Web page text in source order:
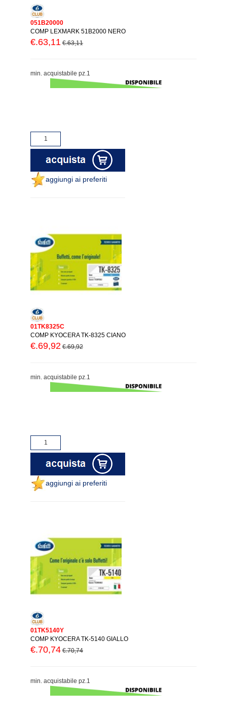
051B20000
COMP LEXMARK 51B2000 NERO
€.63,11 €.63,11
min. acquistabile pz.1
aggiungi ai preferiti
01TK8325C
COMP KYOCERA TK-8325 CIANO
€.69,92 €.69,92
min. acquistabile pz.1
aggiungi ai preferiti
01TK5140Y
COMP KYOCERA TK-5140 GIALLO
€.70,74 €.70,74
min. acquistabile pz.1